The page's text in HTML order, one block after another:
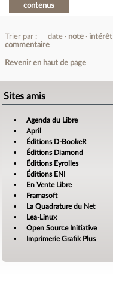
contenus
Trier par : date note intérêt
commentaire
Revenir en haut de page
Sites amis
Agenda du Libre
April
Éditions D-BookeR
Éditions Diamond
Éditions Eyrolles
Éditions ENI
En Vente Libre
Framasoft
La Quadrature du Net
Lea-Linux
Open Source Initiative
Imprimerie Grafik Plus